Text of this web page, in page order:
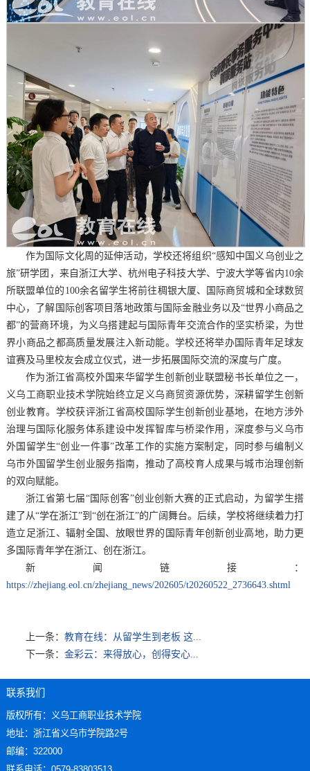
作为国际文化周的延伸活动，学校还将组织“感知中国义乌创业之
旅”研学团，来自浙江大学、杭州电子科技大学、宁波大学等省内10余
所联盟单位的100余名留学生将前往稠银大厦、国际商贸城和全球数贸
中心，了解国际创客项目落地政策与国际金融业务以及“世界小商品之
都”的营商环境，为义乌搭建起与国际青年交流合作的坚实桥梁，为世
界小商品之都高质量发展注入新动能。学校还将举办国际青年足球友
谊赛及马里校友会成立仪式，进一步拓展国际交流的深度与广度。
作为浙江省高校外国来华留学生创新创业联盟秘书长单位之一，
义乌工商职业技术学院始终立足义乌商贸资源优势，深耕留学生创新
创业教育。学校获评浙江省高校国际学生创新创业基地，在地方涉外
治理与国际化服务体系建设中发挥智库与桥梁作用，深度参与义乌市
外国留学生“创业一件事”改革工作的实施方案制定，同时参与编制义
乌市外国留学生创业服务指南，推动了高校育人成果与城市治理创新
的双向赋能。
浙江省第七届“国际创客”创业创新大赛的正式启动，为留学生搭
建了从“学在浙江”到“创在浙江”的广阔舞台。后续，学校将继续着力打
造立足浙江、辐射全国、放眼世界的国际青年创新创业高地，助力更
多国际青年学在浙江、创在浙江。
新闻链接：
https://zhejiang.eol.cn/zhejiang_news/202605/t20260522_2736643.shtml
上一条： 教育在线：从留学生到老板 这...
下一条： 金彩云：来得放心，创得安心...
联系我们
版权所有：义乌工商职业技术学院
地址：浙江省义乌市学院路2号
邮编：322000